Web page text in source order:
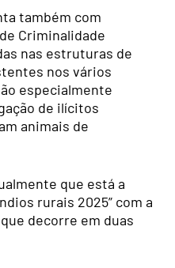
também com
Criminalidade
nas estruturas de
nos vários
especialmente
de ilícitos
animais de
que está a
rurais 2025” com a
decorre em duas